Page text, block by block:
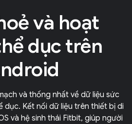
và hoạt
dục trên
và thống nhất về dữ liệu sức
dục. Kết nối dữ liệu trên thiết bị di
và hệ sinh thái Fitbit, giúp người